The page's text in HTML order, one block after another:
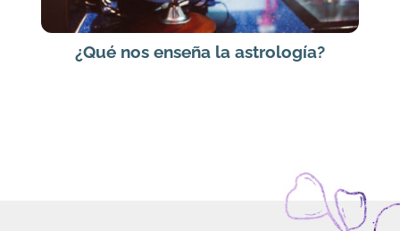
¿Qué nos enseña la astrología?